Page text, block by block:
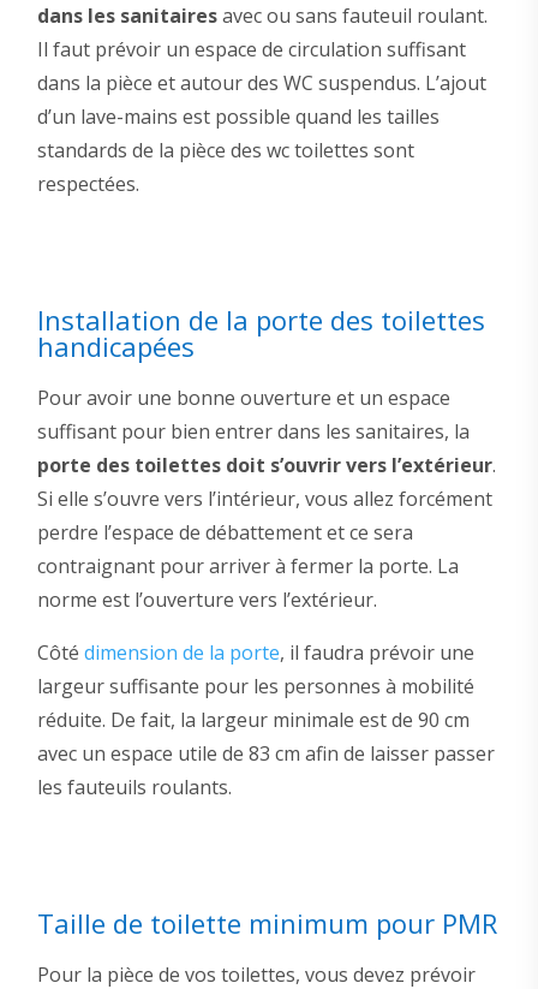
dans les sanitairesavec ou sans fauteuil roulant.
Il faut prévoir un espace de circulation suffisant
dans la pièce et autour des WC suspendus. L’ajout
d’un lave-mains est possible quand les tailles
standards de la pièce des wc toilettes sont
respectées.
Installation de la porte des toilettes
handicapées
Pour avoir une bonne ouverture et un espace
suffisant pour bien entrer dans les sanitaires, la
porte des toilettes doit s’ouvrir vers l’extérieur.
Si elle s’ouvre vers l’intérieur, vous allez forcément
perdre l’espace de débattement et ce sera
contraignant pour arriver à fermer la porte. La
norme est l’ouverture vers l’extérieur.
Côté dimension de la porte, il faudra prévoir une
largeur suffisante pour les personnes à mobilité
réduite. De fait, la largeur minimale est de 90 cm
avec un espace utile de 83 cm afin de laisser passer
les fauteuils roulants.
Taille de toilette minimum pour PMR
Pour la pièce de vos toilettes, vous devez prévoir